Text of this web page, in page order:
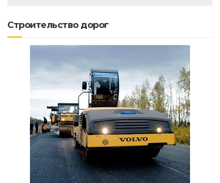
Строительство дорог